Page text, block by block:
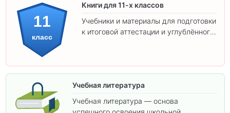
11
класс
Книги для 11-х классов
Учебники и материалы для подготовки
к итоговой аттестации и углублённого
Учебная литература
Учебная литература — основа